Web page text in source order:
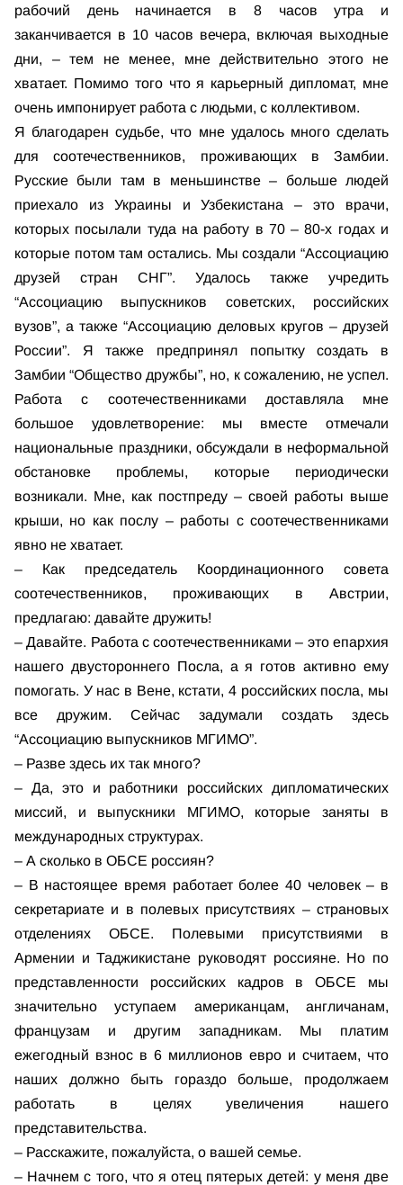
рабочий день начинается в 8 часов утра и
заканчивается в 10 часов вечера, включая выходные
дни, – тем не менее, мне действительно этого не
хватает. Помимо того что я карьерный дипломат, мне
очень импонирует работа с людьми, с коллективом.
Я благодарен судьбе, что мне удалось много сделать
для соотечественников, проживающих в Замбии.
Русские были там в меньшинстве – больше людей
приехало из Украины и Узбекистана – это врачи,
которых посылали туда на работу в 70 – 80-х годах и
которые потом там остались. Мы создали “Ассоциацию
друзей стран СНГ”. Удалось также учредить
“Ассоциацию выпускников советских, российских
вузов”, а также “Ассоциацию деловых кругов – друзей
России”. Я также предпринял попытку создать в
Замбии “Общество дружбы”, но, к сожалению, не успел.
Работа с соотечественниками доставляла мне
большое удовлетворение: мы вместе отмечали
национальные праздники, обсуждали в неформальной
обстановке проблемы, которые периодически
возникали. Мне, как постпреду – своей работы выше
крыши, но как послу – работы с соотечественниками
явно не хватает.
– Как председатель Координационного совета
соотечественников, проживающих в Австрии,
предлагаю: давайте дружить!
– Давайте. Работа с соотечественниками – это епархия
нашего двустороннего Посла, а я готов активно ему
помогать. У нас в Вене, кстати, 4 российских посла, мы
все дружим. Сейчас задумали создать здесь
“Ассоциацию выпускников МГИМО”.
– Разве здесь их так много?
– Да, это и работники российских дипломатических
миссий, и выпускники МГИМО, которые заняты в
международных структурах.
– А сколько в ОБСЕ россиян?
– В настоящее время работает более 40 человек – в
секретариате и в полевых присутствиях – страновых
отделениях ОБСЕ. Полевыми присутствиями в
Армении и Таджикистане руководят россияне. Но по
представленности российских кадров в ОБСЕ мы
значительно уступаем американцам, англичанам,
французам и другим западникам. Мы платим
ежегодный взнос в 6 миллионов евро и считаем, что
наших должно быть гораздо больше, продолжаем
работать в целях увеличения нашего
представительства.
– Расскажите, пожалуйста, о вашей семье.
– Начнем с того, что я отец пятерых детей: у меня две